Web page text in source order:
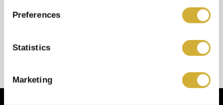
Preferences
Statistics
Marketing